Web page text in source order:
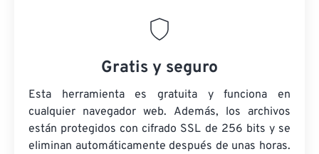
Gratis y seguro
Esta herramienta es gratuita y funciona en
cualquier navegador web. Además, los archivos
están protegidos con cifrado SSL de 256 bits y se
eliminan automáticamente después de unas horas.